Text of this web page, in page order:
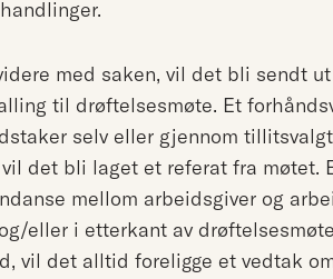
med saken, vil det bli sendt
til drøftelsesmøte. Et
selv eller gjennom
det bli laget et referat fra møtet.
mellom arbeidsgiver og
eller i etterkant av
vil det alltid foreligge et vedtak